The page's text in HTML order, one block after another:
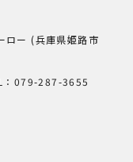
ロー (兵庫県姫路市
：079-287-3655